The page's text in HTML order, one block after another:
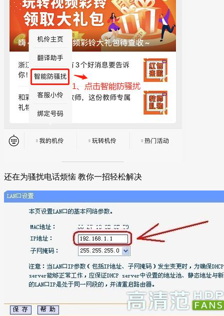
还在为骚扰电话烦恼 教你一招轻松解决